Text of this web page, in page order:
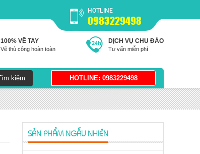
HOTLINE
0983229498
100% VẼ TAY
Vẽ thủ công hoàn toàn
DỊCH VỤ CHU ĐÁO
Tư vấn miễn phí
SẢN PHẨM NGẪU NHIÊN